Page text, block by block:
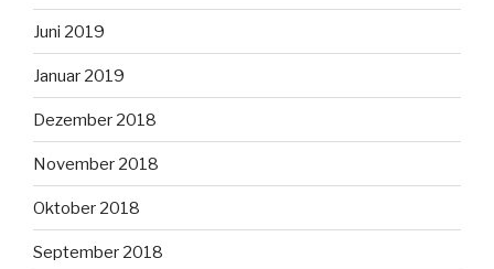
Juni 2019
Januar 2019
Dezember 2018
November 2018
Oktober 2018
September 2018